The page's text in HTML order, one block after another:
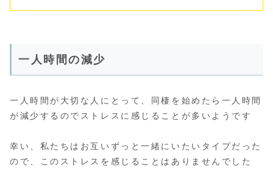
一人時間の減少
一人時間が大切な人にとって、同棲を始めたら一人時間
が減少するのでストレスに感じることが多いようです
幸い、私たちはお互いずっと一緒にいたいタイプだった
ので、このストレスを感じることはありませんでした